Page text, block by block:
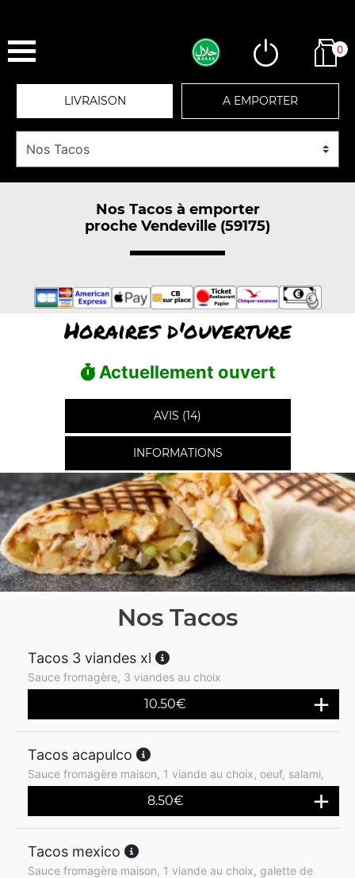
0
LIVRAISON A EMPORTER
Nos Tacos à emporter
proche Vendeville (59175)
Horaires d'ouverture
Actuellement ouvert
AVIS (14)
INFORMATIONS
Nos Tacos
Tacos 3 viandes xl
Sauce fromagère, 3 viandes au choix
10.50€
Tacos acapulco
Sauce fromagère maison, 1 viande au choix, oeuf, salami,
8.50€
Tacos mexico
Sauce fromagère maison, 1 viande au choix, galette de